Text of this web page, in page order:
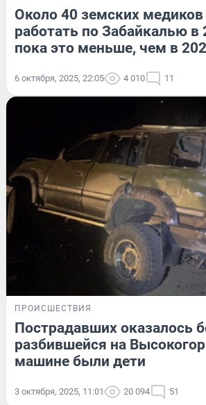
Около 40 земских медиков
работать по Забайкалью в
пока это меньше, чем в
6 октября, 2025, 22:05 4 010 11
ПРОИСШЕСТВИЯ
Пострадавших оказалось
разбившейся на
машине были дети
3 октября, 2025, 11:01 20 094 51